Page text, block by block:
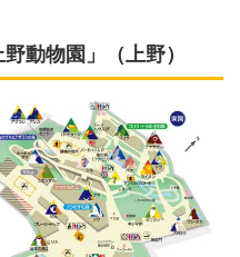
動物園」（上野）